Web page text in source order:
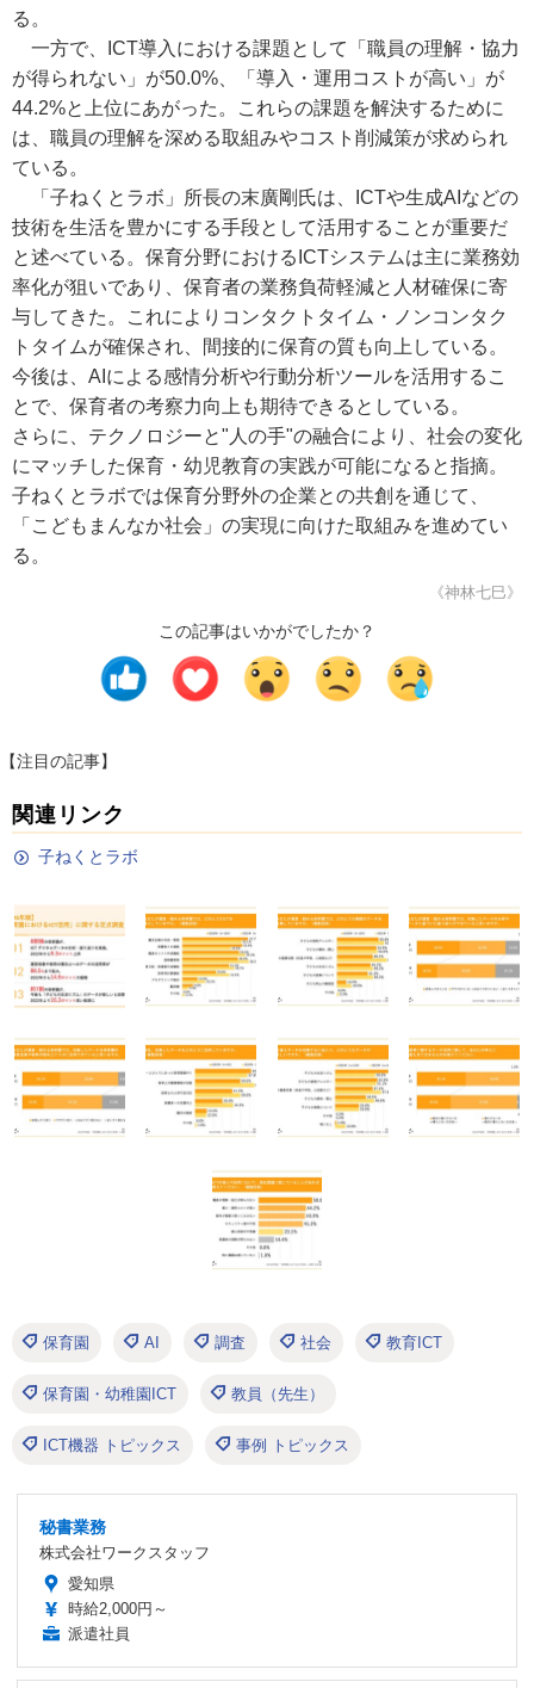
る。
一方で、ICT導入における課題として「職員の理解・協力
が得られない」が50.0%、「導入・運用コストが高い」が
44.2%と上位にあがった。これらの課題を解決するために
は、職員の理解を深める取組みやコスト削減策が求められ
ている。
「子ねくとラボ」所長の末廣剛氏は、ICTや生成AIなどの
技術を生活を豊かにする手段として活用することが重要だ
と述べている。保育分野におけるICTシステムは主に業務効
率化が狙いであり、保育者の業務負荷軽減と人材確保に寄
与してきた。これによりコンタクトタイム・ノンコンタク
トタイムが確保され、間接的に保育の質も向上している。
今後は、AIによる感情分析や行動分析ツールを活用するこ
とで、保育者の考察力向上も期待できるとしている。
さらに、テクノロジーと"人の手"の融合により、社会の変化
にマッチした保育・幼児教育の実践が可能になると指摘。
子ねくとラボでは保育分野外の企業との共創を通じて、
「こどもまんなか社会」の実現に向けた取組みを進めてい
る。
《神林七巳》
この記事はいかがでしたか？
【注目の記事】
関連リンク
子ねくとラボ
保育園 AI 調査 社会 教育ICT
保育園・幼稚園ICT 教員（先生）
ICT機器 トピックス 事例 トピックス
秘書業務
株式会社ワークスタッフ
愛知県
時給2,000円～
派遣社員